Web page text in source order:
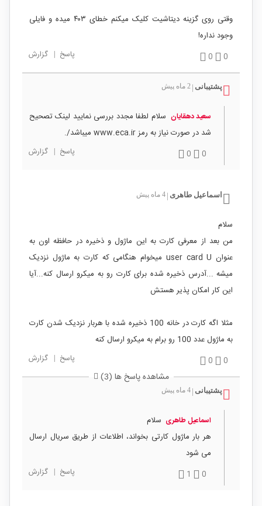
وقتی روی گزینه دیتاشیت کلیک میکنم خطای ۴۰۳ میده و فایلی
وجود نداره!
0
0 پاسخ | گزارش
پشتیبانی 2 ماه پیش
سعید دهقایان سلام لطفا مجدد بررسی نمایید لینک تصحیح
شد در صورت نیاز به رمز www.eca.ir میباشد/.
0
0 پاسخ | گزارش
اسماعیل طاهری 4 ماه پیش
سلام
من بعد از معرفی کارت به این ماژول و ذخیره در حافظه اون به
عنوان user card U میخوام هنگامی که کارت به ماژول نزدیک
میشه ...آدرس ذخیره شده برای کارت رو به میکرو ارسال کنه...آیا
این کار امکان پذیر هستش
مثلا اگه کارت در خانه 100 ذخیره شده با هربار نزدیک شدن کارت
به ماژول عدد 100 رو برام به میکرو ارسال کنه
0
0 پاسخ | گزارش
مشاهده پاسخ ها (3)
پشتیبانی 4 ماه پیش
اسماعیل طاهری سلام
هر بار ماژول کارتی بخواند، اطلاعات از طریق سریال ارسال
می شود
0
1 پاسخ | گزارش